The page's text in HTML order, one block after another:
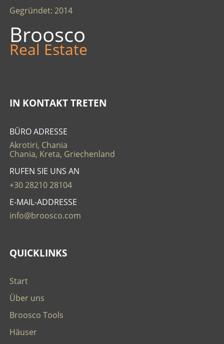
Gegründet: 2014
Broosco
Real Estate
IN KONTAKT TRETEN
BÜRO ADRESSE
Akrotiri, Chania
Chania, Kreta, Griechenland
RUFEN SIE UNS AN
+30 28210 28104
E-MAIL-ADDRESSE
info@broosco.com
QUICKLINKS
Start
Über uns
Broosco Tools
Häuser